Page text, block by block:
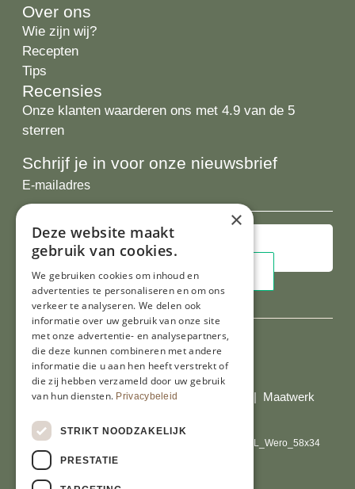
Over ons
Wie zijn wij?
Recepten
Tips
Recensies
Onze klanten waarderen ons met 4.9 van de 5
sterren
Schrijf je in voor onze nieuwsbrief
E-
Al onze prijzen zijn incl. BTW
© Copyright 2026 Limburgs Bakwinkeltje | Maatwerk
×
Deze website maakt
gebruik van cookies.
We gebruiken cookies om inhoud en
advertenties te personaliseren en om ons
verkeer te analyseren. We delen ook
informatie over uw gebruik van onze site
met onze advertentie- en analysepartners,
die deze kunnen combineren met andere
informatie die u aan hen heeft verstrekt of
die zij hebben verzameld door uw gebruik
van hun diensten. Privacybeleid
STRIKT NOODZAKELIJK
PRESTATIE